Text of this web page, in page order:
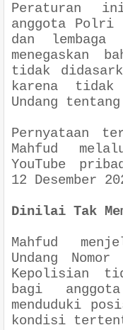
Peraturan ini
anggota
dan lembaga
menegaskan
tidak
karena tidak
Undang
Pernyataan
Mahfud
YouTube
12 Desember
Dinilai Tak
Mahfud
Undang
Kepolisian
bagi
menduduki
kondisi